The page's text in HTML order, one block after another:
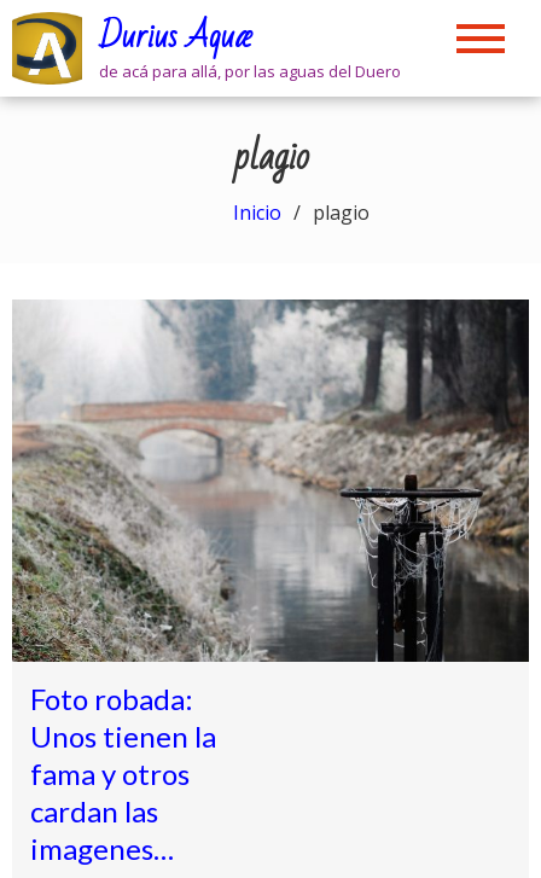
Skip
content
Durius Aquæ
de acá para allá, por las aguas del Duero
plagio
Inicio plagio
Foto robada:
Unos tienen la
fama y otros
cardan las
imagenes…